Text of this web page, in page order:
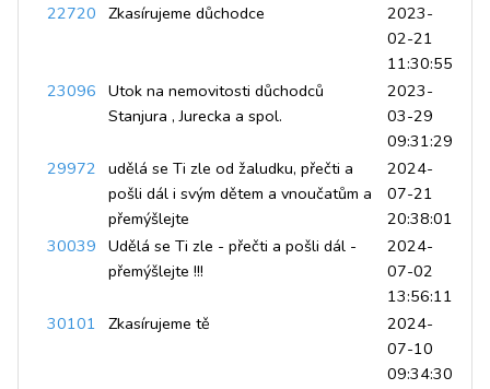
22720 Zkasírujeme důchodce
2023-
02-21
11:30:55
23096 Utok na nemovitosti důchodců
Stanjura , Jurecka a spol.
2023-
03-29
09:31:29
29972 udělá se Ti zle od žaludku, přečti a
pošli dál i svým dětem a vnoučatům a
přemýšlejte
2024-
07-21
20:38:01
30039 Udělá se Ti zle - přečti a pošli dál -
přemýšlejte !!!
2024-
07-02
13:56:11
30101 Zkasírujeme tě
2024-
07-10
09:34:30